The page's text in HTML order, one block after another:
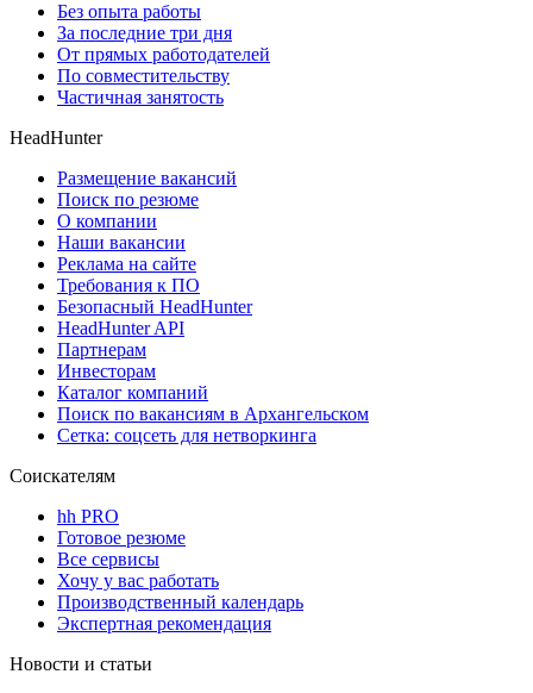
Без опыта работы
За последние три дня
От прямых работодателей
По совместительству
Частичная занятость
HeadHunter
Размещение вакансий
Поиск по резюме
О компании
Наши вакансии
Реклама на сайте
Требования к ПО
Безопасный HeadHunter
HeadHunter API
Партнерам
Инвесторам
Каталог компаний
Поиск по вакансиям в Архангельском
Сетка: соцсеть для нетворкинга
Соискателям
hh PRO
Готовое резюме
Все сервисы
Хочу у вас работать
Производственный календарь
Экспертная рекомендация
Новости и статьи